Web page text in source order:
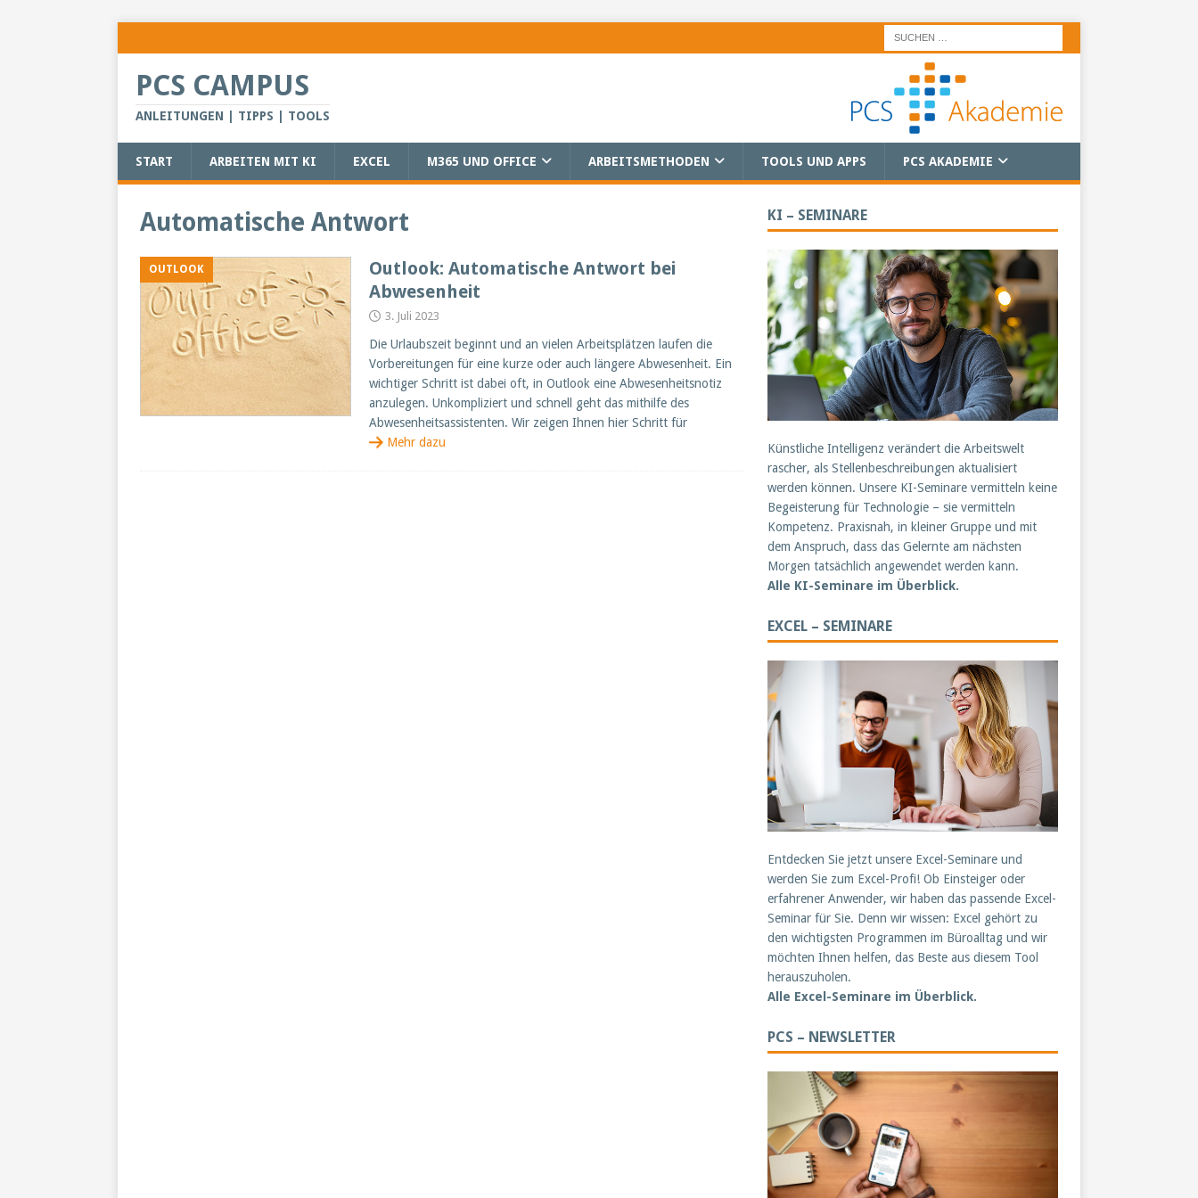
PCS CAMPUS
ANLEITUNGEN | TIPPS | TOOLS
START ARBEITEN MIT KI EXCEL M365 UND OFFICE ARBEITSMETHODEN TOOLS UND APPS PCS AKADEMIE
Automatische Antwort
OUTLOOK
Outlook: Automatische Antwort bei
Abwesenheit
3. Juli 2023
Die Urlaubszeit beginnt und an vielen Arbeitsplätzen laufen die
Vorbereitungen für eine kurze oder auch längere Abwesenheit. Ein
wichtiger Schritt ist dabei oft, in Outlook eine Abwesenheitsnotiz
anzulegen. Unkompliziert und schnell geht das mithilfe des
Abwesenheitsassistenten. Wir zeigen Ihnen hier Schritt für
Mehr dazu
KI – SEMINARE
Künstliche Intelligenz verändert die Arbeitswelt
rascher, als Stellenbeschreibungen aktualisiert
werden können. Unsere KI-Seminare vermitteln keine
Begeisterung für Technologie – sie vermitteln
Kompetenz. Praxisnah, in kleiner Gruppe und mit
dem Anspruch, dass das Gelernte am nächsten
Morgen tatsächlich angewendet werden kann.
Alle KI-Seminare im Überblick.
EXCEL – SEMINARE
Entdecken Sie jetzt unsere Excel-Seminare und
werden Sie zum Excel-Profi! Ob Einsteiger oder
erfahrener Anwender, wir haben das passende Excel-
Seminar für Sie. Denn wir wissen: Excel gehört zu
den wichtigsten Programmen im Büroalltag und wir
möchten Ihnen helfen, das Beste aus diesem Tool
herauszuholen.
Alle Excel-Seminare im Überblick.
PCS – NEWSLETTER